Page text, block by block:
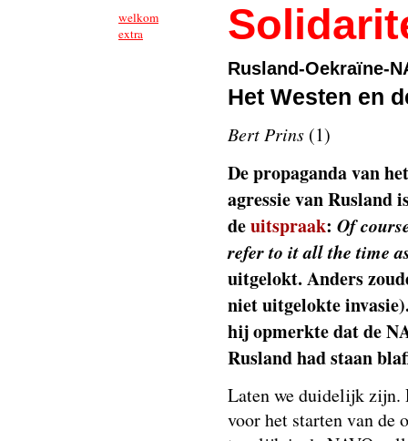
Rusland-Oekraïne-
Het Westen en
Bert Prins (1)
De propaganda van
agressie van Rusland
deuitspraak: Of
refer to it all the time
uitgelokt. Anders
niet uitgelokte
hij opmerkte dat de
Rusland had staan
Laten we duidelijk
voor het starten van de
welkom
extra